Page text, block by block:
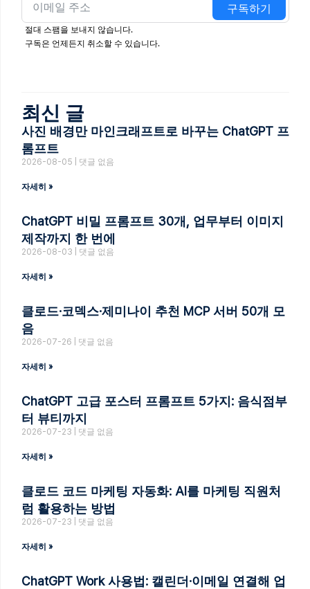
구독하기
절대 스팸을 보내지 않습니다.
구독은 언제든지 취소할 수 있습니다.
최신 글
사진 배경만 마인크래프트로 바꾸는 ChatGPT 프
롬프트
2026-08-05 댓글 없음
자세히 »
ChatGPT 비밀 프롬프트 30개, 업무부터 이미지
제작까지 한 번에
2026-08-03 댓글 없음
자세히 »
클로드·코덱스·제미나이 추천 MCP 서버 50개 모
음
2026-07-26 댓글 없음
자세히 »
ChatGPT 고급 포스터 프롬프트 5가지: 음식점부
터 뷰티까지
2026-07-23 댓글 없음
자세히 »
클로드 코드 마케팅 자동화: AI를 마케팅 직원처
럼 활용하는 방법
2026-07-23 댓글 없음
자세히 »
ChatGPT Work 사용법: 캘린더·이메일 연결해 업